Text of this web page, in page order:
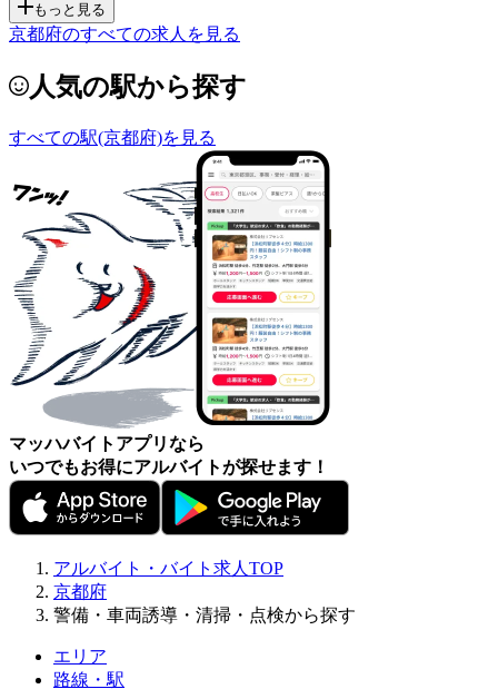
もっと見る
京都府のすべての求人を見る
人気の駅から探す
すべての駅(京都府)を見る
マッハバイトアプリなら
いつでもお得にアルバイトが探せます！
アルバイト・バイト求人TOP
京都府
警備・車両誘導・清掃・点検から探す
エリア
路線・駅